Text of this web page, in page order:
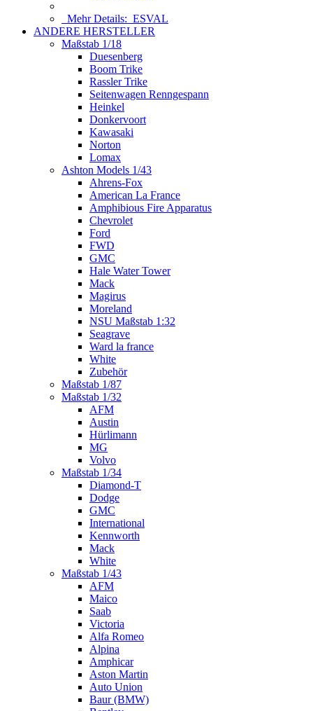
Mehr Details: ESVAL
ANDERE HERSTELLER
Maßstab 1/18
Duesenberg
Boom Trike
Rassler Trike
Seitenwagen Renngespann
Heinkel
Donkervoort
Kawasaki
Norton
Lomax
Ashton Models 1/43
Ahrens-Fox
American La France
Amphibious Fire Apparatus
Chevrolet
Ford
FWD
GMC
Hale Water Tower
Mack
Magirus
Moreland
NSU Maßstab 1:32
Seagrave
Ward la france
White
Zubehör
Maßstab 1/87
Maßstab 1/32
AFM
Austin
Hürlimann
MG
Volvo
Maßstab 1/34
Diamond-T
Dodge
GMC
International
Kennworth
Mack
White
Maßstab 1/43
AFM
Maico
Saab
Victoria
Alfa Romeo
Alpina
Amphicar
Aston Martin
Auto Union
Baur (BMW)